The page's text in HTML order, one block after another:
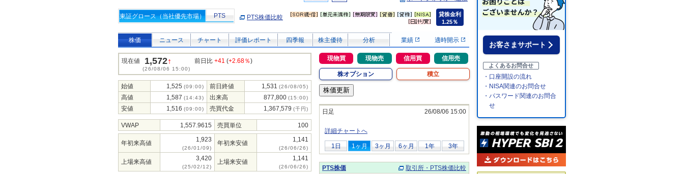
東証グロース（当社優先市場） PTS PTS株価比較
貸株金利
1.25％
株価 ニュース チャート 評価レポート 四季報 株主優待 分析 業績 適時開示
現在値 1,572↑
(26/08/06 15:00)
前日比 +41 (+2.68％)
始値 1,525 (09:00) 前日終値 1,531 (26/08/05)
高値 1,587 (14:43) 出来高 877,800 (15:00)
安値 1,516 (09:00) 売買代金 1,367,579 (千円)
VWAP 1,557.9615 売買単位 100
年初来高値 1,923
(26/01/09)
年初来安値 1,141
(26/06/26)
上場来高値 3,420
(25/02/12)
上場来安値 1,141
(26/06/26)
現物買 現物売 信用買 信用売
株オプション 積立
日足 26/08/06 15:00
詳細チャートへ
1日 1ヶ月 3ヶ月 6ヶ月 1年 3年
PTS株価
取引所・PTS株価比較
お客さまサポート
よくあるお問合せ
・口座開設の流れ
・NISA関連のお問合せ
・パスワード関連のお問合
せ